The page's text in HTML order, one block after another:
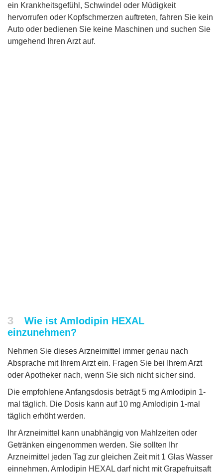
ein Krankheitsgefühl, Schwindel oder Müdigkeit
hervorrufen oder Kopfschmerzen auftreten, fahren Sie kein
Auto oder bedienen Sie keine Maschinen und suchen Sie
umgehend Ihren Arzt auf.
3
Wie ist Amlodipin HEXAL
einzunehmen?
Nehmen Sie dieses Arzneimittel immer genau nach
Absprache mit Ihrem Arzt ein. Fragen Sie bei Ihrem Arzt
oder Apotheker nach, wenn Sie sich nicht sicher sind.
Die empfohlene Anfangsdosis beträgt 5 mg Amlodipin 1-
mal täglich. Die Dosis kann auf 10 mg Amlodipin 1-mal
täglich erhöht werden.
Ihr Arzneimittel kann unabhängig von Mahlzeiten oder
Getränken eingenommen werden. Sie sollten Ihr
Arzneimittel jeden Tag zur gleichen Zeit mit 1 Glas Wasser
einnehmen. Amlodipin HEXAL darf nicht mit Grapefruitsaft